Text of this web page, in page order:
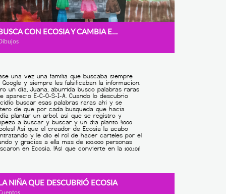
BUSCA CON ECOSIA Y CAMBIA EL PLANETA
NIÑA QUE DESCUBRIÓ ECOSIA